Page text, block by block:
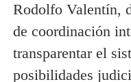
Rodolfo Valentín,
de coordinación
transparentar el
posibilidades